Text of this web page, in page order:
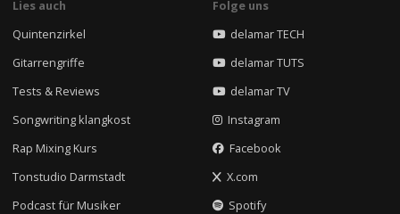
Lies auch
Quintenzirkel
Gitarrengriffe
Tests & Reviews
Songwriting klangkost
Rap Mixing Kurs
Tonstudio Darmstadt
Podcast für Musiker
Folge uns
delamar TECH
delamar TUTS
delamar TV
Instagram
Facebook
X.com
Spotify